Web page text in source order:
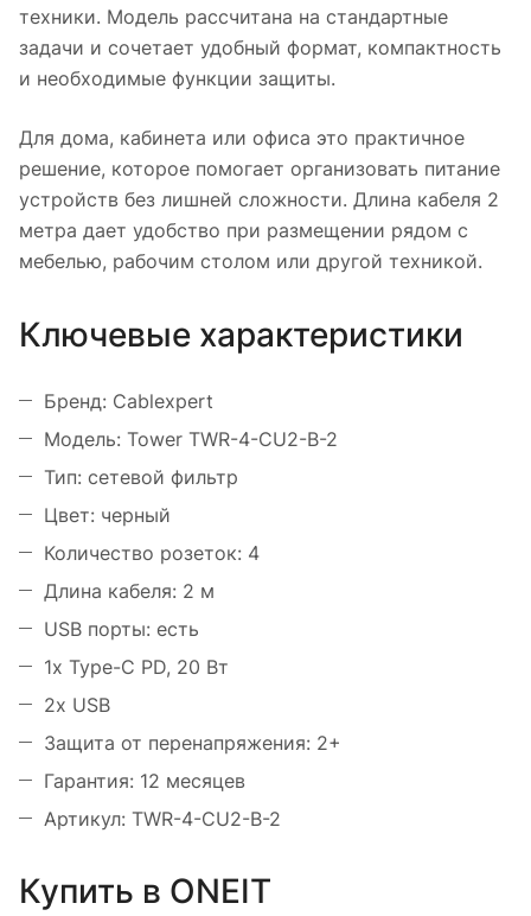
техники. Модель рассчитана на стандартные
задачи и сочетает удобный формат, компактность
и необходимые функции защиты.
Для дома, кабинета или офиса это практичное
решение, которое помогает организовать питание
устройств без лишней сложности. Длина кабеля 2
метра дает удобство при размещении рядом с
мебелью, рабочим столом или другой техникой.
Ключевые характеристики
Бренд: Cablexpert
Модель: Tower TWR-4-CU2-B-2
Тип: сетевой фильтр
Цвет: черный
Количество розеток: 4
Длина кабеля: 2 м
USB порты: есть
1x Type-C PD, 20 Вт
2x USB
Защита от перенапряжения: 2+
Гарантия: 12 месяцев
Артикул: TWR-4-CU2-B-2
Купить в ONEIT